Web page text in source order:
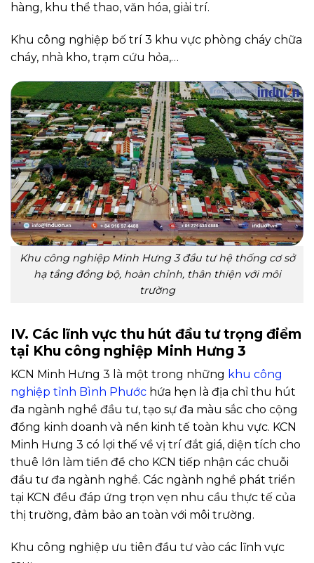
hàng, khu thể thao, văn hóa, giải trí.
Khu công nghiệp bố trí 3 khu vực phòng cháy chữa
cháy, nhà kho, trạm cứu hỏa,…
Khu công nghiệp Minh Hưng 3 đầu tư hệ thống cơ sở
hạ tầng đồng bộ, hoàn chỉnh, thân thiện với môi
trường
IV. Các lĩnh vực thu hút đầu tư trọng điểm
tại Khu công nghiệp Minh Hưng 3
KCN Minh Hưng 3 là một trong những khu công
nghiệp tỉnh Bình Phước hứa hẹn là địa chỉ thu hút
đa ngành nghề đầu tư, tạo sự đa màu sắc cho cộng
đồng kinh doanh và nền kinh tế toàn khu vực. KCN
Minh Hưng 3 có lợi thế về vị trí đắt giá, diện tích cho
thuê lớn làm tiền đề cho KCN tiếp nhận các chuỗi
đầu tư đa ngành nghề. Các ngành nghề phát triển
tại KCN đều đáp ứng trọn vẹn nhu cầu thực tế của
thị trường, đảm bảo an toàn với môi trường.
Khu công nghiệp ưu tiên đầu tư vào các lĩnh vực